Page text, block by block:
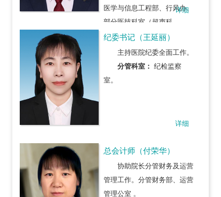
医学与信息工程部、行风办、
部分医技科室（超声科、
CT 核磁室、放射科、检验
科、功检科、输血科、高压氧
科）。
详细
纪委书记（王延丽）
主持医院纪委全面工作。
分管科室： 纪检监察
室。
详细
总会计师（付荣华）
协助院长分管财务及运营
管理工作。分管财务部、运营
管理公室 。